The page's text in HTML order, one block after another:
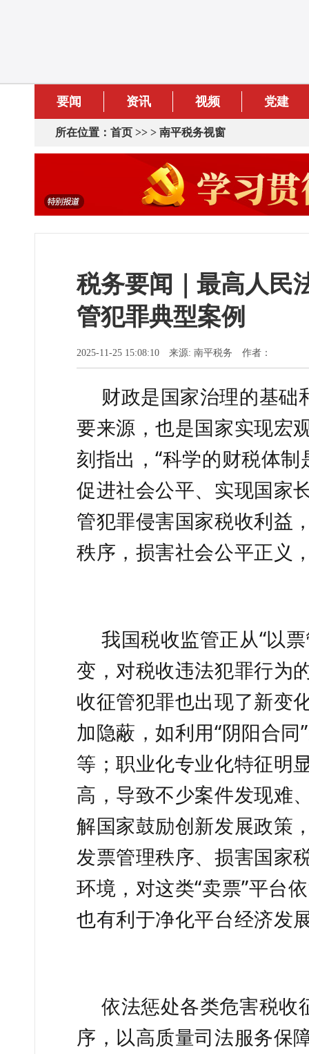
要闻 资讯 视频 党建
所在位置： 首页 >> > 南平税务视窗
税务要闻｜最高人民
管犯罪典型案例
2025-11-25 15:08:10 来源: 南平税务 作者：
财政是国家治理的基础
要来源，也是国家实现宏
刻指出，“科学的财税体
促进社会公平、实现国家
管犯罪侵害国家税收利益
秩序，损害社会公平正义
我国税收监管正从“以
变，对税收违法犯罪行为
收征管犯罪也出现了新变
加隐蔽，如利用“阴阳合
等；职业化专业化特征明
高，导致不少案件发现难
解国家鼓励创新发展政策
发票管理秩序、损害国家
环境，对这类“卖票”平台
也有利于净化平台经济发
依法惩处各类危害税收
序，以高质量司法服务保